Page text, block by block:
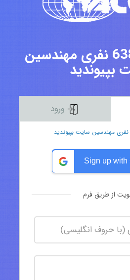
به جامعه 6389 نفری مهندسین
بپیوندید
Sign up with
از طریق فرم